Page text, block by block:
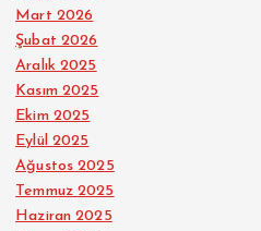
Mart 2026
Şubat 2026
Aralık 2025
Kasım 2025
Ekim 2025
Eylül 2025
Ağustos 2025
Temmuz 2025
Haziran 2025